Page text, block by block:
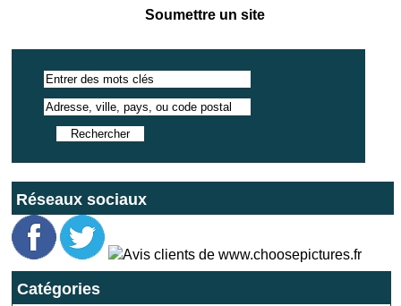
Soumettre un site
Réseaux sociaux
Catégories